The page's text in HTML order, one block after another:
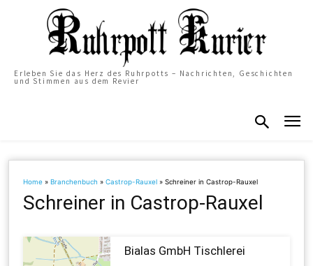
Erleben Sie das Herz des Ruhrpotts – Nachrichten, Geschichten
und Stimmen aus dem Revier
Home »Branchenbuch »Castrop-Rauxel »Schreiner in Castrop-Rauxel
Schreiner in Castrop-Rauxel
Bialas GmbH Tischlerei